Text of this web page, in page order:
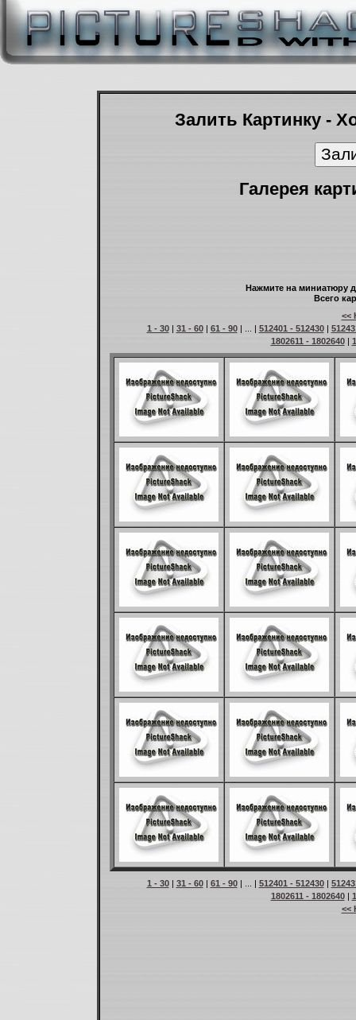
Залить Картинку -
Галерея
Нажмите на миниатюру
Всего
<<
1 - 30| 31 - 60| 61 - 90| ... | 512401 - 512430|
1802611 - 1802640|
1 - 30| 31 - 60| 61 - 90| ... | 512401 - 512430|
1802611 - 1802640|
<<